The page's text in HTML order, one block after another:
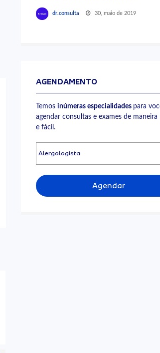
dr.consulta 30, maio de 2019
AGENDAMENTO
Temos inúmeras especialidades para
agendar consultas e exames de maneira
e fácil.
Agendar